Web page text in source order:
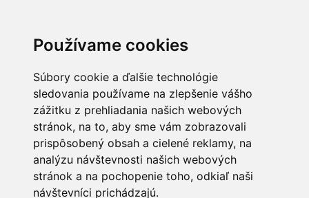
Používame cookies
Súbory cookie a ďalšie technológie
sledovania používame na zlepšenie vášho
zážitku z prehliadania našich webových
stránok, na to, aby sme vám zobrazovali
prispôsobený obsah a cielené reklamy, na
analýzu návštevnosti našich webových
stránok a na pochopenie toho, odkiaľ naši
návštevníci prichádzajú.